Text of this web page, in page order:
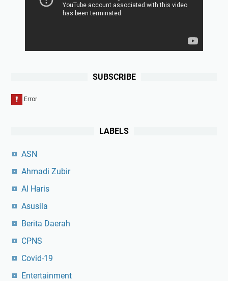
SUBSCRIBE
LABELS
ASN
Ahmadi Zubir
Al Haris
Asusila
Berita Daerah
CPNS
Covid-19
Entertainment